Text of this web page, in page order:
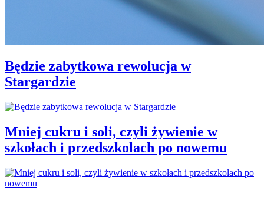
Będzie zabytkowa rewolucja w
Stargardzie
Mniej cukru i soli, czyli żywienie w
szkołach i przedszkolach po nowemu